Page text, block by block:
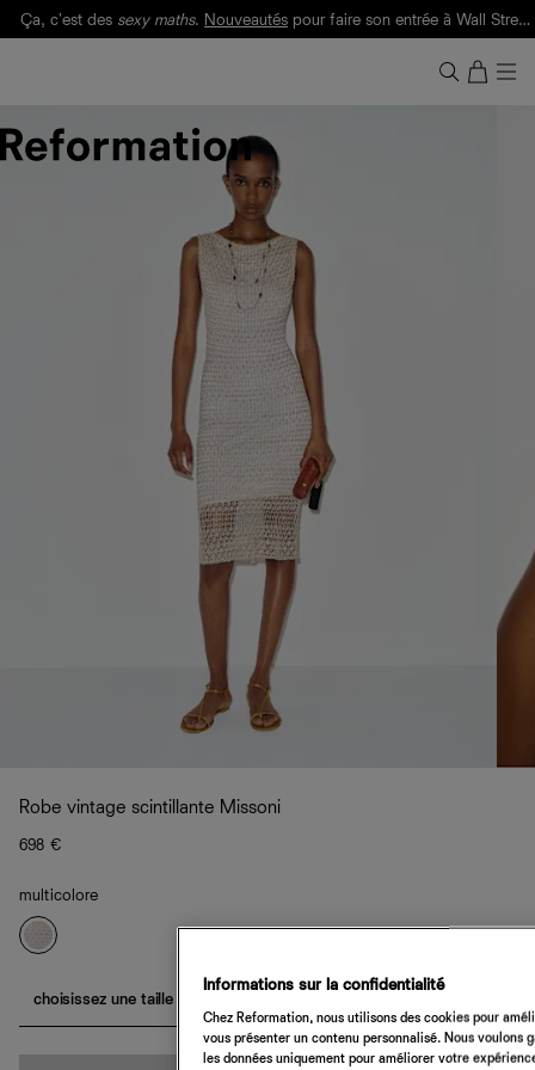
Ça, c'est des sexy maths. Nouveautés pour faire son entrée à Wall Street.
Robe vintage scintillante Missoni
698 €
multicolore
choisissez une taille
Informations sur la confidentialité
Chez Reformation, nous utilisons des cookies pour
vous présenter un contenu personnalisé. Nous
les données uniquement pour améliorer votre